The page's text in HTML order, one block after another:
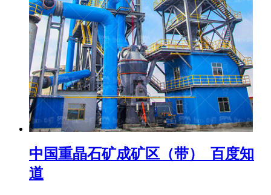
中国重晶石矿成矿区（带）_百度知
道